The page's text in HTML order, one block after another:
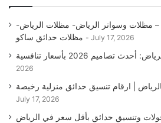
مظلات وسواتر الرياض- مظلات الرياض-
مظلات حدائق ساكو
July 17, 2026
تصاميم 2026 بأسعار تنافسية
2026
| ارقام تنسيق حدائق منزلية رخيصة
July 17, 2026
وتنسيق حدائق بأقل سعر في الرياض